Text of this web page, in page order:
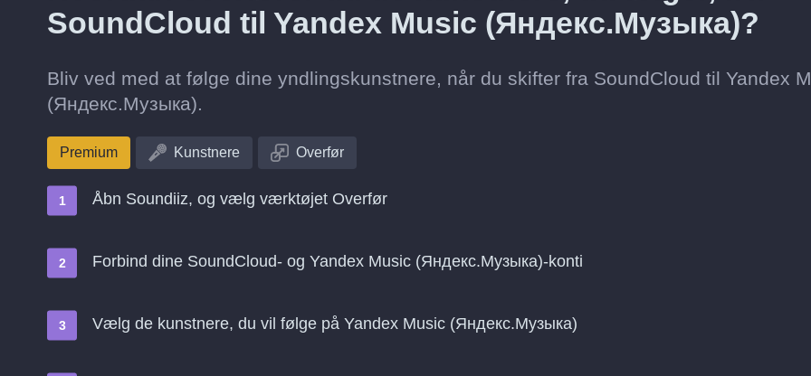
SoundCloud til Yandex Music (Яндекс.Музыка)?
Bliv ved med at følge dine yndlingskunstnere, når du skifter fra SoundCloud til Yandex
(Яндекс.Музыка).
Premium Kunstnere Overfør
Åbn Soundiiz, og vælg værktøjet Overfør
Forbind dine SoundCloud- og Yandex Music (Яндекс.Музыка)-konti
Vælg de kunstnere, du vil følge på Yandex Music (Яндекс.Музыка)